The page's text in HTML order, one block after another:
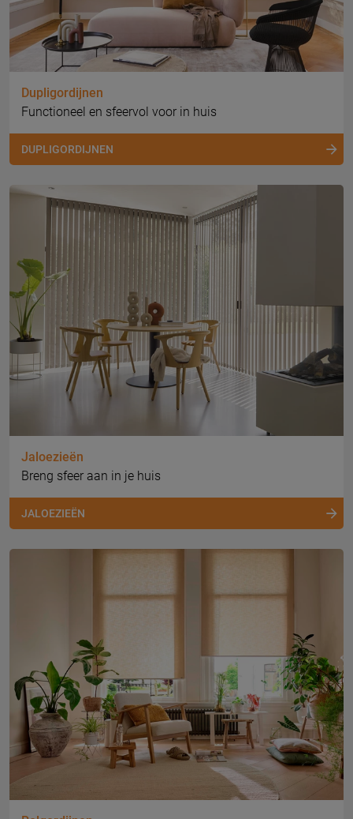
Dupligordijnen
Functioneel en sfeervol voor in huis
DUPLIGORDIJNEN
Jaloezieën
Breng sfeer aan in je huis
JALOEZIEËN